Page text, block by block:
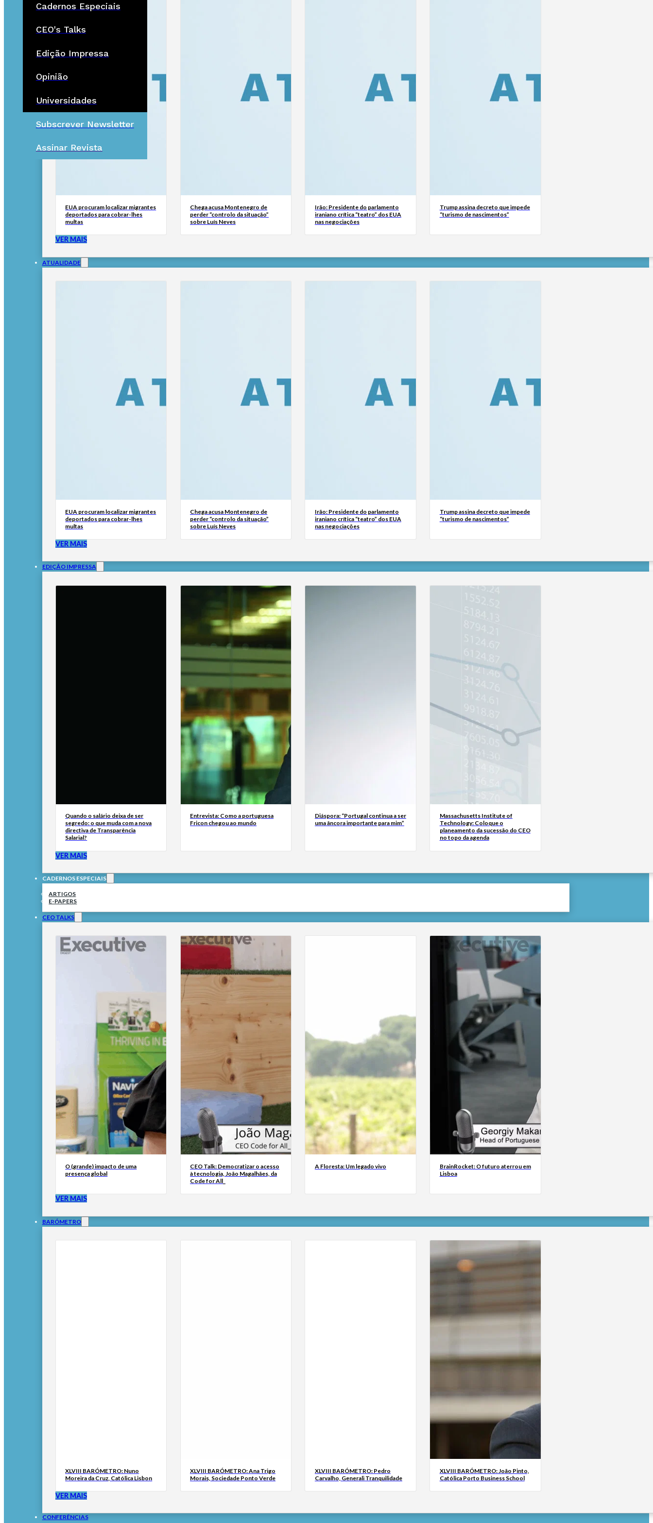
Cadernos Especiais
CEO's Talks
Edição Impressa
Opinião
Universidades
Subscrever Newsletter
Assinar Revista
EUA procuram localizar migrantes
deportados para cobrar-lhes
multas
Chega acusa Montenegro de
perder “controlo da situação”
sobre Luís Neves
Irão: Presidente do parlamento
iraniano crítica “teatro” dos EUA
nas negociações
Trump assina decreto que impede
“turismo de nascimentos”
VER MAIS
ATUALIDADE
EUA procuram localizar migrantes
deportados para cobrar-lhes
multas
Chega acusa Montenegro de
perder “controlo da situação”
sobre Luís Neves
Irão: Presidente do parlamento
iraniano crítica “teatro” dos EUA
nas negociações
Trump assina decreto que impede
“turismo de nascimentos”
VER MAIS
EDIÇÃO IMPRESSA
Quando o salário deixa de ser
segredo: o que muda com a nova
directiva de Transparência
Salarial?
Entrevista: Como a portuguesa
Fricon chegou ao mundo
Diáspora: “Portugal continua a ser
uma âncora importante para mim”
Massachusetts Institute of
Technology: Coloque o
planeamento da sucessão do CEO
no topo da agenda
VER MAIS
CADERNOS ESPECIAIS
ARTIGOS
E-PAPERS
CEO TALKS
O (grande) impacto de uma
presença global
CEO Talk: Democratizar o acesso
à tecnologia, João Magalhães, da
Code for All_
A Floresta: Um legado vivo
BrainRocket: O futuro aterrou em
Lisboa
VER MAIS
BARÓMETRO
XLVIII BARÓMETRO: Nuno
Moreira da Cruz, Católica Lisbon
XLVIII BARÓMETRO: Ana Trigo
Morais, Sociedade Ponto Verde
XLVIII BARÓMETRO: Pedro
Carvalho, Generali Tranquilidade
XLVIII BARÓMETRO: João Pinto,
Católica Porto Business School
VER MAIS
CONFERÊNCIAS